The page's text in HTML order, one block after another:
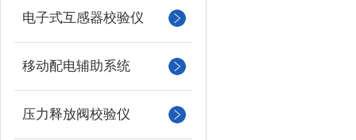
电子式互感器校验仪
移动配电辅助系统
压力释放阀校验仪